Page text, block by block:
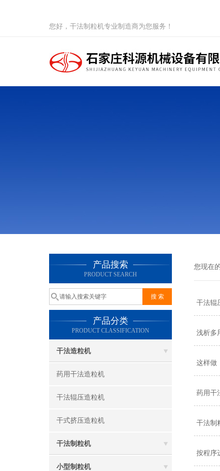
您好，干法制粒机专业制造商为您服务！
产品搜索
PRODUCT SEARCH
产品分类
PRODUCT CLASSIFICATION
干法造粒机
药用干法造粒机
干法辊压造粒机
干式挤压造粒机
干法制粒机
小型制粒机
您现在
干法辊
浅析多
这样做
药用干
干法制
按程序